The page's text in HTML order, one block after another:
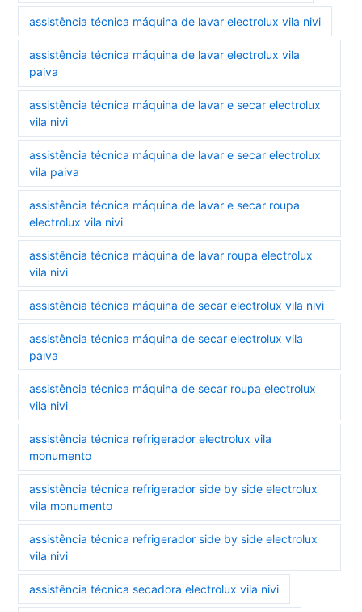
assistência técnica máquina de lavar electrolux vila nivi
assistência técnica máquina de lavar electrolux vila
paiva
assistência técnica máquina de lavar e secar electrolux
vila nivi
assistência técnica máquina de lavar e secar electrolux
vila paiva
assistência técnica máquina de lavar e secar roupa
electrolux vila nivi
assistência técnica máquina de lavar roupa electrolux
vila nivi
assistência técnica máquina de secar electrolux vila nivi
assistência técnica máquina de secar electrolux vila
paiva
assistência técnica máquina de secar roupa electrolux
vila nivi
assistência técnica refrigerador electrolux vila
monumento
assistência técnica refrigerador side by side electrolux
vila monumento
assistência técnica refrigerador side by side electrolux
vila nivi
assistência técnica secadora electrolux vila nivi